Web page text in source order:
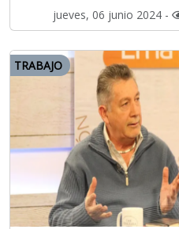
jueves, 06 junio 2024 -
TRABAJO